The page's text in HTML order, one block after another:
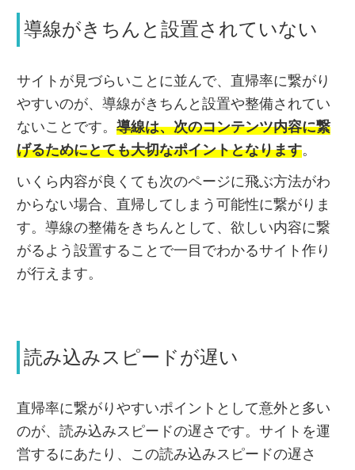
導線がきちんと設置されていない
サイトが見づらいことに並んで、直帰率に繋がり
やすいのが、導線がきちんと設置や整備されてい
ないことです。 導線は、次のコンテンツ内容に繋
げるためにとても大切なポイントとなります。
いくら内容が良くても次のページに飛ぶ方法がわ
からない場合、直帰してしまう可能性に繋がりま
す。導線の整備をきちんとして、欲しい内容に繋
がるよう設置することで一目でわかるサイト作り
が行えます。
読み込みスピードが遅い
直帰率に繋がりやすいポイントとして意外と多い
のが、読み込みスピードの遅さです。サイトを運
営するにあたり、この読み込みスピードの遅さ